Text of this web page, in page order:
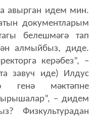
авырган идем мин.
документларым
белешмәгә тап
алмыйбыз, диде.
керәбез”, –
завуч иде) Илдус
генә мәктәпне
– дидем
Физкультурадан